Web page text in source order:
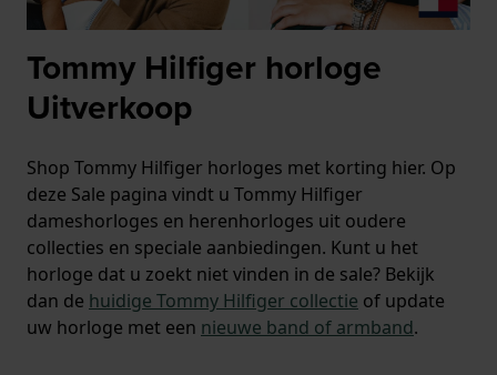
Tommy Hilfiger horloge
Uitverkoop
Shop Tommy Hilfiger horloges met korting hier. Op
deze Sale pagina vindt u Tommy Hilfiger
dameshorloges en herenhorloges uit oudere
collecties en speciale aanbiedingen. Kunt u het
horloge dat u zoekt niet vinden in de sale? Bekijk
dan de huidige Tommy Hilfiger collectie of update
uw horloge met een nieuwe band of armband.